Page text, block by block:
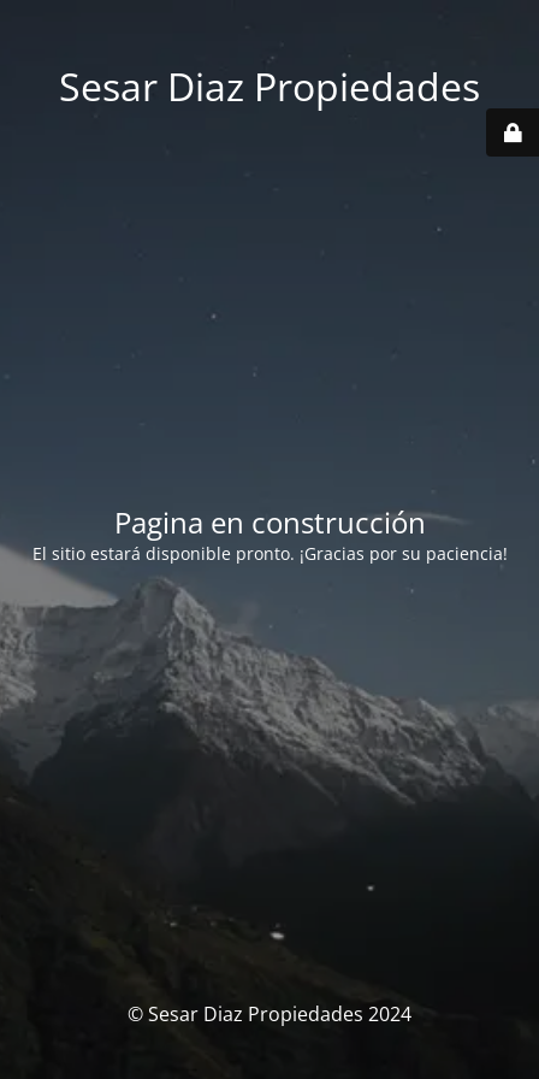
Sesar Diaz Propiedades
Pagina en construcción
El sitio estará disponible pronto. ¡Gracias por su paciencia!
© Sesar Diaz Propiedades 2024